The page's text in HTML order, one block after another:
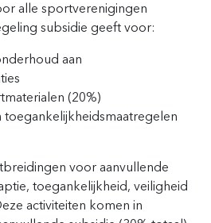
alle sportverenigingen
subsidie geeft voor:
aan
(20%)
toegankelijkheidsmaatregelen
voor aanvullende
toegankelijkheid, veiligheid
activiteiten komen in